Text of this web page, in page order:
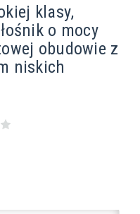
klasy,
o mocy
obudowie z
niskich